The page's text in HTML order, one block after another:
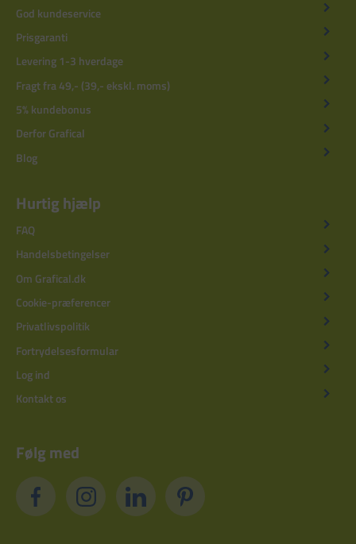
God kundeservice
Prisgaranti
Levering 1-3 hverdage
Fragt fra 49,- (39,- ekskl. moms)
5% kundebonus
Derfor Grafical
Blog
Hurtig hjælp
FAQ
Handelsbetingelser
Om Grafical.dk
Cookie-præferencer
Privatlivspolitik
Fortrydelsesformular
Log ind
Kontakt os
Følg med